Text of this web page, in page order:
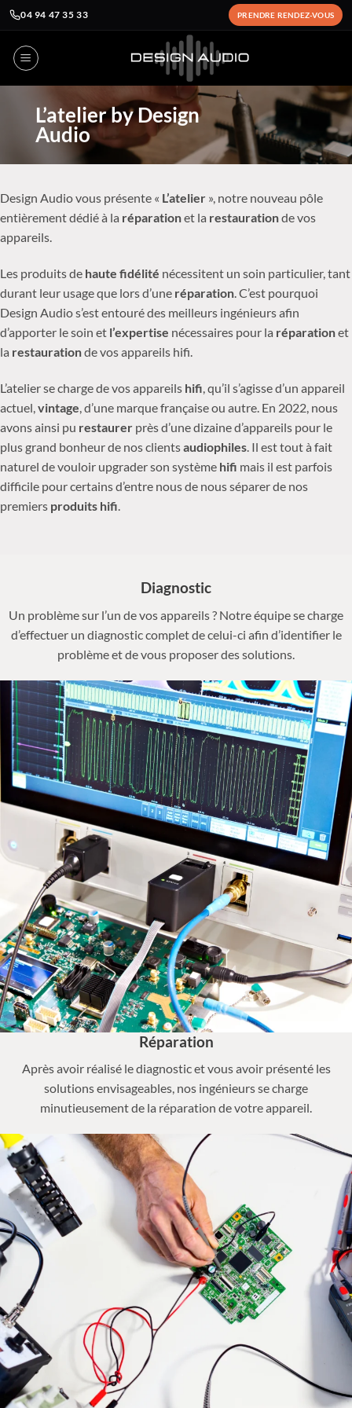
04 94 47 35 33 PRENDRE RENDEZ-VOUS
L’atelier by Design
Audio
Design Audio vous présente « L’atelier », notre nouveau pôle
entièrement dédié à la réparationet la restaurationde vos
appareils.
Les produits de haute fidélité nécessitent un soin particulier, tant
durant leur usage que lors d’une réparation . C’est pourquoi
Design Audio s’est entouré des meilleurs ingénieurs afin
d’apporter le soin et l’expertise nécessaires pour la réparationet
la restaurationde vos appareils hifi.
L’atelier se charge de vos appareils hifi , qu’il s’agisse d’un appareil
actuel, vintage , d’une marque française ou autre. En 2022, nous
avons ainsi pu restaurer près d’une dizaine d’appareils pour le
plus grand bonheur de nos clientsaudiophiles . Il est tout à fait
naturel de vouloir upgrader son système hifi mais il est parfois
difficile pour certains d’entre nous de nous séparer de nos
premiers produits hifi
Diagnostic
Un problème sur l’un de vos appareils ? Notre équipe se charge
d’effectuer un diagnostic complet de celui-ci afin d’identifier le
problème et de vous proposer des solutions.
Réparation
Après avoir réalisé le diagnostic et vous avoir présenté les
solutions envisageables, nos ingénieurs se charge
minutieusement de la réparation de votre appareil.